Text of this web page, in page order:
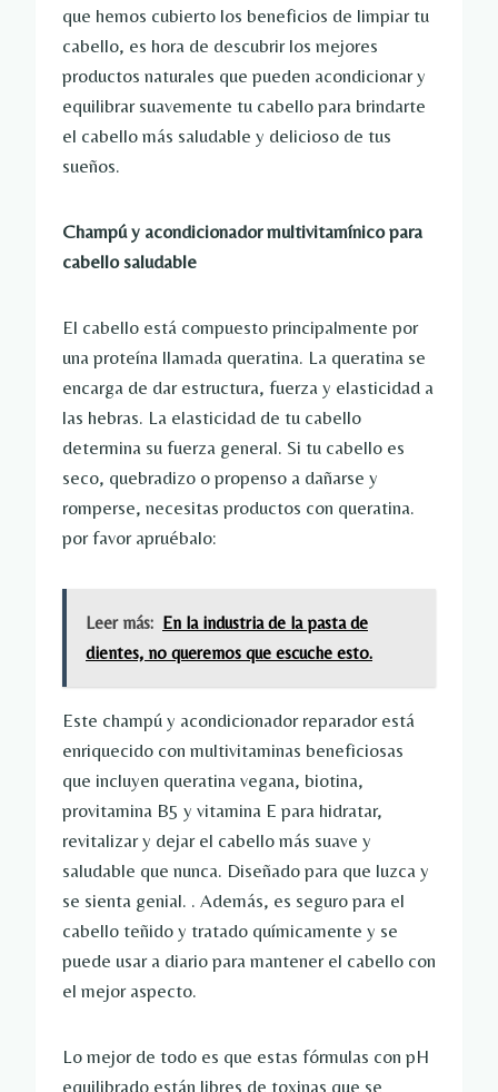
que hemos cubierto los beneficios de limpiar tu
cabello, es hora de descubrir los mejores
productos naturales que pueden acondicionar y
equilibrar suavemente tu cabello para brindarte
el cabello más saludable y delicioso de tus
sueños.
Champú y acondicionador multivitamínico para
cabello saludable
El cabello está compuesto principalmente por
una proteína llamada queratina. La queratina se
encarga de dar estructura, fuerza y ​​elasticidad a
las hebras. La elasticidad de tu cabello
determina su fuerza general. Si tu cabello es
seco, quebradizo o propenso a dañarse y
romperse, necesitas productos con queratina.
por favor apruébalo:
Leer más: En la industria de la pasta de
dientes, no queremos que escuche esto.
Este champú y acondicionador reparador está
enriquecido con multivitaminas beneficiosas
que incluyen queratina vegana, biotina,
provitamina B5 y vitamina E para hidratar,
revitalizar y dejar el cabello más suave y
saludable que nunca. Diseñado para que luzca y
se sienta genial. . Además, es seguro para el
cabello teñido y tratado químicamente y se
puede usar a diario para mantener el cabello con
el mejor aspecto.
Lo mejor de todo es que estas fórmulas con pH
equilibrado están libres de toxinas que se